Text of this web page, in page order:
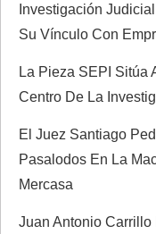
Investigación
Su Vínculo Con
La Pieza SEPI Sitúa
Centro De La
El Juez Santiago
Pasalodos En La
Mercasa
Juan Antonio